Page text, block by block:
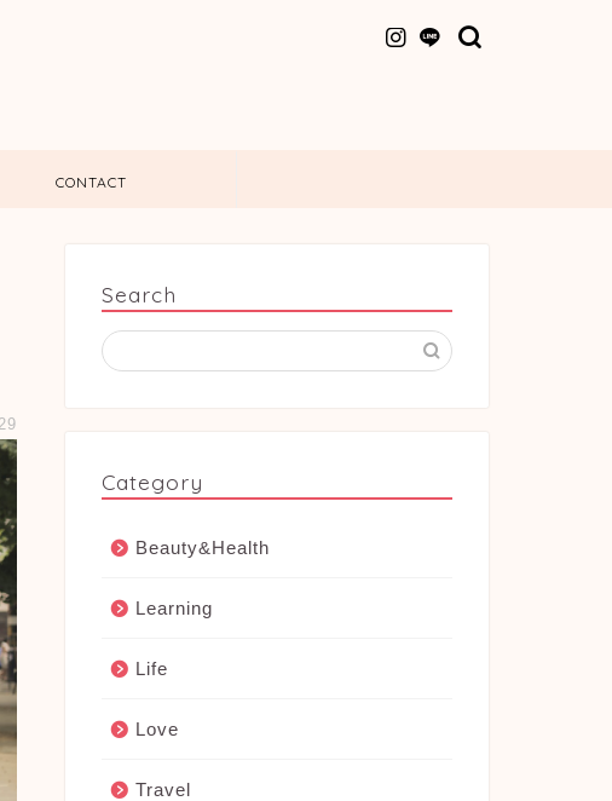
CONTACT
Search
Category
Beauty&Health
Learning
Life
Love
Travel